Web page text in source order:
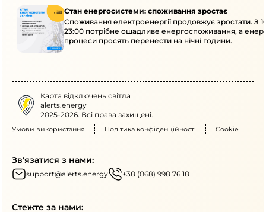
Стан енергосистеми: споживання зростає
Споживання електроенергії продовжує зростати. З
23:00 потрібне ощадливе енергоспоживання, а
процеси просять перенести на нічні години.
Карта відключень світла
alerts.energy
2025-2026. Всі права захищені.
Умови використання Політика конфіденційності Cookie
Зв'язатися з нами:
support@alerts.energy +38 (068) 998 76 18
Стежте за нами: